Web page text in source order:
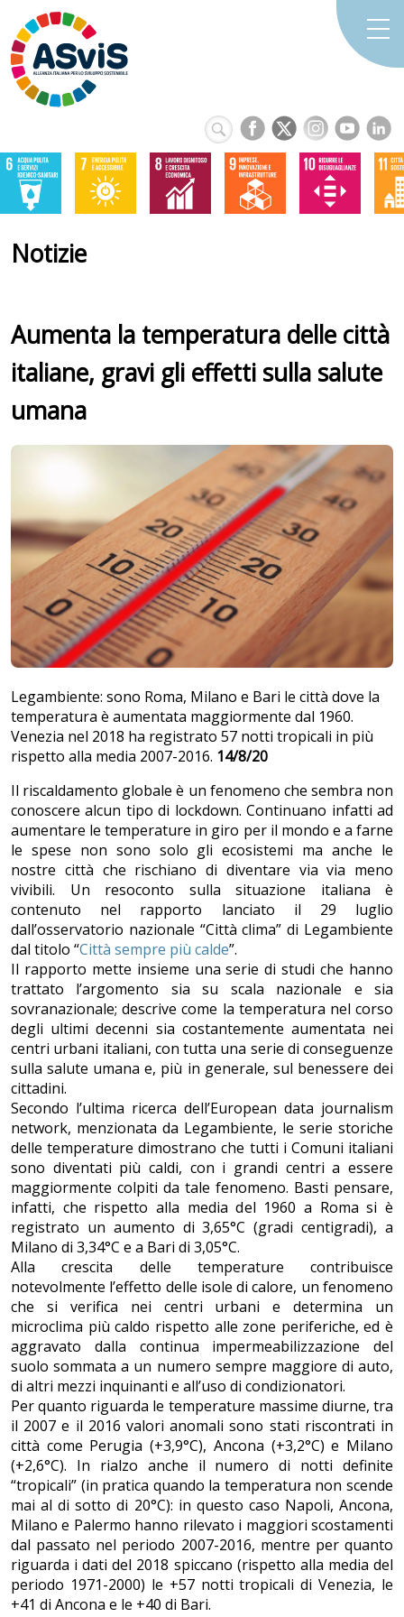
Notizie
Aumenta la temperatura delle città
italiane, gravi gli effetti sulla salute
umana
Legambiente: sono Roma, Milano e Bari le città dove la
temperatura è aumentata maggiormente dal 1960.
Venezia nel 2018 ha registrato 57 notti tropicali in più
rispetto alla media 2007-2016. 14/8/20
Il riscaldamento globale è un fenomeno che sembra non
conoscere alcun tipo di lockdown. Continuano infatti ad
aumentare le temperature in giro per il mondo e a farne
le spese non sono solo gli ecosistemi ma anche le
nostre città che rischiano di diventare via via meno
vivibili. Un resoconto sulla situazione italiana è
contenuto nel rapporto lanciato il 29 luglio
dall’osservatorio nazionale “Città clima” di Legambiente
dal titolo “Città sempre più calde”.
Il rapporto mette insieme una serie di studi che hanno
trattato l’argomento sia su scala nazionale e sia
sovranazionale; descrive come la temperatura nel corso
degli ultimi decenni sia costantemente aumentata nei
centri urbani italiani, con tutta una serie di conseguenze
sulla salute umana e, più in generale, sul benessere dei
cittadini.
Secondo l’ultima ricerca dell’European data journalism
network, menzionata da Legambiente, le serie storiche
delle temperature dimostrano che tutti i Comuni italiani
sono diventati più caldi, con i grandi centri a essere
maggiormente colpiti da tale fenomeno. Basti pensare,
infatti, che rispetto alla media del 1960 a Roma si è
registrato un aumento di 3,65°C (gradi centigradi), a
Milano di 3,34°C e a Bari di 3,05°C.
Alla crescita delle temperature contribuisce
notevolmente l’effetto delle isole di calore, un fenomeno
che si verifica nei centri urbani e determina un
microclima più caldo rispetto alle zone periferiche, ed è
aggravato dalla continua impermeabilizzazione del
suolo sommata a un numero sempre maggiore di auto,
di altri mezzi inquinanti e all’uso di condizionatori.
Per quanto riguarda le temperature massime diurne, tra
il 2007 e il 2016 valori anomali sono stati riscontrati in
città come Perugia (+3,9°C), Ancona (+3,2°C) e Milano
(+2,6°C). In rialzo anche il numero di notti definite
“tropicali” (in pratica quando la temperatura non scende
mai al di sotto di 20°C): in questo caso Napoli, Ancona,
Milano e Palermo hanno rilevato i maggiori scostamenti
dal passato nel periodo 2007-2016, mentre per quanto
riguarda i dati del 2018 spiccano (rispetto alla media del
periodo 1971-2000) le +57 notti tropicali di Venezia, le
+41 di Ancona e le +40 di Bari.